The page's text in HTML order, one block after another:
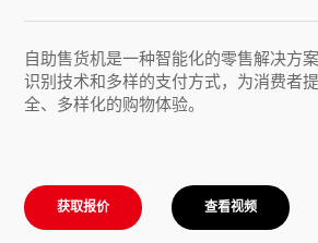
自助售货机是一种智能化的零售解决方
识别技术和多样的支付方式，为消费者
全、多样化的购物体验。
获取报价 查看视频